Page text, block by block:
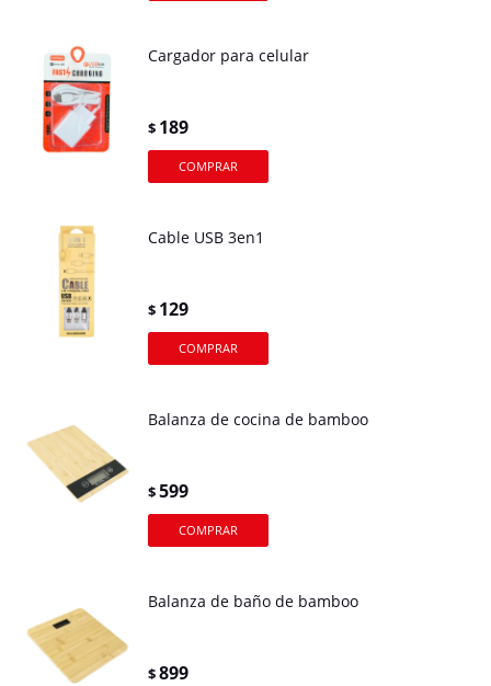
Cargador para celular
$ 189
Cable USB 3en1
$ 129
Balanza de cocina de bamboo
$599
Balanza de baño de bamboo
$899